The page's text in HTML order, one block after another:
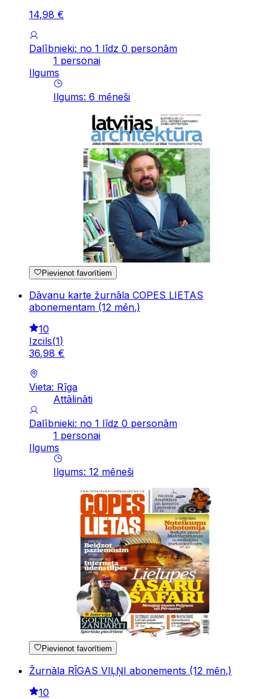
14,98 €
Dalībnieki: no 1 līdz 0 personām
1 personai
Ilgums
Ilgums: 6 mēneši
Pievienot favorītiem
Dāvanu karte žurnāla COPES LIETAS
abonementam (12 mēn.)
10
Izcils(1)
36,98 €
Vieta: Rīga
Attālināti
Dalībnieki: no 1 līdz 0 personām
1 personai
Ilgums
Ilgums: 12 mēneši
Pievienot favorītiem
Žurnāla RĪGAS VIĻŅI abonements (12 mēn.)
10